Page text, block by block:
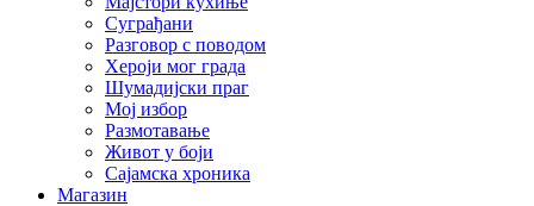
Суграђани
Разговор с поводом
Хероји мог града
Шумадијски праг
Мој избор
Размотавање
Живот у боји
Сајамска хроника
Магазин